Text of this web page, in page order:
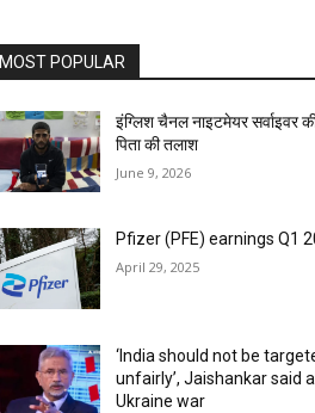
MOST POPULAR
इंग्लिश चैनल नाइटमेयर सर्वाइवर
पिता की तलाश
June 9, 2026
Pfizer (PFE) earnings Q1
April 29, 2025
‘India should not be
unfairly’, Jaishankar said
Ukraine war